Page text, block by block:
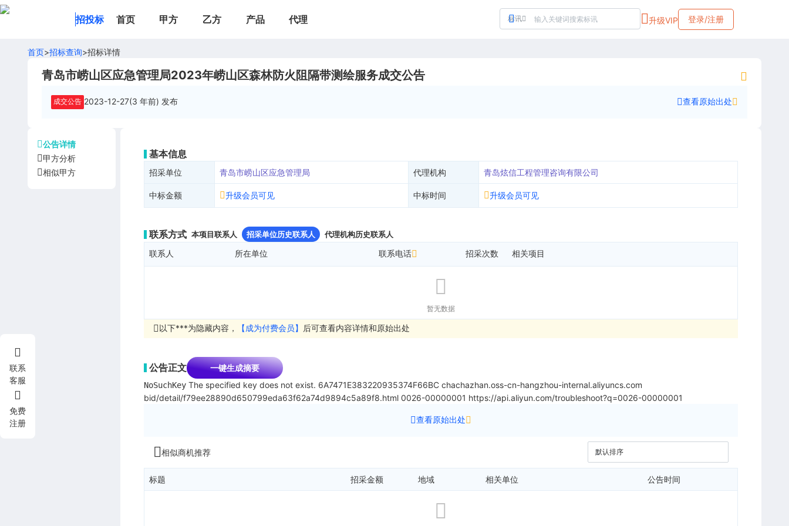
招投标 首页 甲方 乙方 产品 代理 标讯 升级VIP 登录/注册
首页>招标查询>招标详情
青岛市崂山区应急管理局2023年崂山区森林防火阻隔带测绘服务成交公告
成交公告 2023-12-27(3 年前) 发布 查看原始出处
公告详情
甲方分析
相似甲方
基本信息
招采单位 青岛市崂山区应急管理局 代理机构 青岛炫信工程管理咨询有限公司
中标金额 升级会员可见 中标时间 升级会员可见
联系方式 本项目联系人 招采单位历史联系人 代理机构历史联系人
联系人 所在单位 联系电话 招采次数 相关项目
暂无数据
以下***为隐藏内容， 【成为付费会员】 后可查看内容详情和原始出处
公告正文 一键生成摘要
NoSuchKey The specified key does not exist. 6A7471E383220935374F66BC chachazhan.oss-cn-hangzhou-internal.aliyuncs.com
bid/detail/f79ee28890d650799eda63f62a74d9894c5a89f8.html 0026-00000001 https://api.aliyun.com/troubleshoot?q=0026-00000001
查看原始出处
相似商机推荐
标题 招采金额 地域 相关单位 公告时间
联系
客服
免费
注册